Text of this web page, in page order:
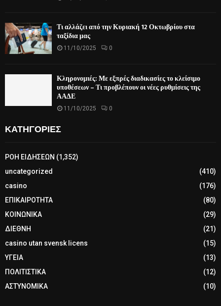
Τι αλλάζει από την Κυριακή 12 Οκτωβρίου στα
ταξίδια μας
11/10/2025 0
Κληρονομιές: Με εξπρές διαδικασίες το κλείσιμο
υποθέσεων – Τι προβλέπουν οι νέες ρυθμίσεις της
ΑΑΔΕ
11/10/2025 0
ΚΑΤΗΓΟΡΙΕΣ
ΡΟΗ ΕΙΔΗΣΕΩΝ (1,352)
uncategorized
(410)
casino
(176)
ΕΠΙΚΑΙΡΟΤΗΤΑ
(80)
ΚΟΙΝΩΝΙΚΑ
(29)
ΔΙΕΘΝΗ
(21)
casino utan svensk licens
(15)
ΥΓΕΙΑ
(13)
ΠΟΛΙΤΙΣΤΙΚΑ
(12)
ΑΣΤΥΝΟΜΙΚΑ
(10)